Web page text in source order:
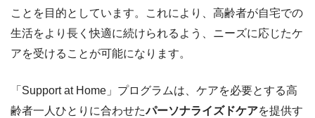
ことを目的としています。これにより、高齢者が自宅での
生活をより長く快適に続けられるよう、ニーズに応じたケ
アを受けることが可能になります。
「Support at Home」プログラムは、ケアを必要とする高
齢者一人ひとりに合わせたパーソナライズドケアを提供す